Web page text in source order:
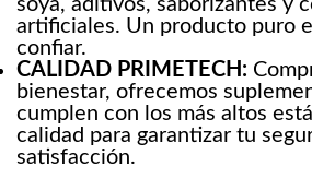
artificiales. Un producto puro
confiar.
CALIDAD PRIMETECH:
bienestar, ofrecemos
cumplen con los más altos
calidad para garantizar tu
satisfacción.